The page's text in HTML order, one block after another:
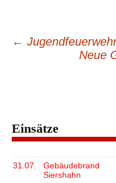
←
Neue
Einsätze
31.07.
Gebäudebrand
Siershahn